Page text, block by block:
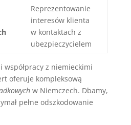
Reprezentowanie
interesów klienta
w kontaktach z
ubezpieczycielem
współpracy z niemieckimi
oferuje kompleksową
w Niemczech. Dbamy,
pełne odszkodowanie